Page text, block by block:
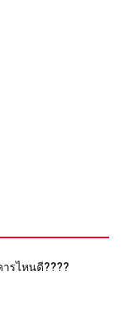
รไหนดี????